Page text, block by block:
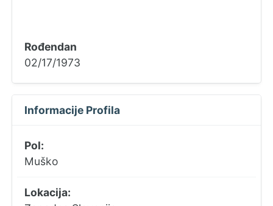
Rođendan
02/17/1973
Informacije Profila
Pol:
Muško
Lokacija: